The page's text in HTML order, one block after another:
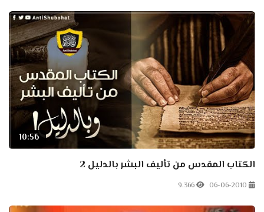
10:56
الكتاب المقدس من تأليف البشر بالدليل 2
06-06-2010
9.366